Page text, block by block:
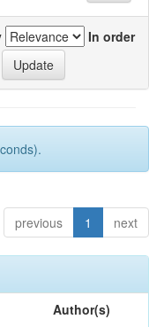
In order
previous 1 next
Author(s)